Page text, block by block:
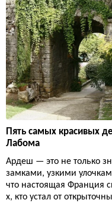
Пять самых красивых
Лабома
Ардеш — это не только
замками, узкими
что настоящая Франция
х, кто устал от